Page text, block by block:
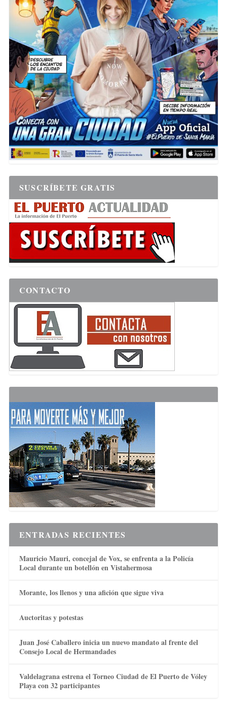
SUSCRÍBETE GRATIS
CONTACTO
ENTRADAS RECIENTES
Mauricio Mauri, concejal de Vox, se enfrenta a la Policía
Local durante un botellón en Vistahermosa
Morante, los llenos y una afición que sigue viva
Auctoritas y potestas
Juan José Caballero inicia un nuevo mandato al frente del
Consejo Local de Hermandades
Valdelagrana estrena el Torneo Ciudad de El Puerto de Vóley
Playa con 32 participantes